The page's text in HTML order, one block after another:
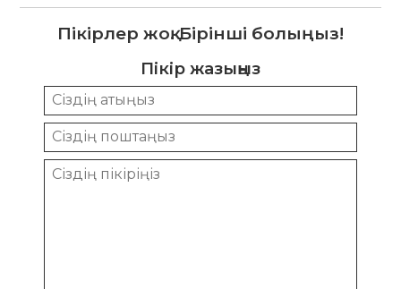
Пікірлер жоқ. Бірінші болыңыз!
Пікір жазыңыз